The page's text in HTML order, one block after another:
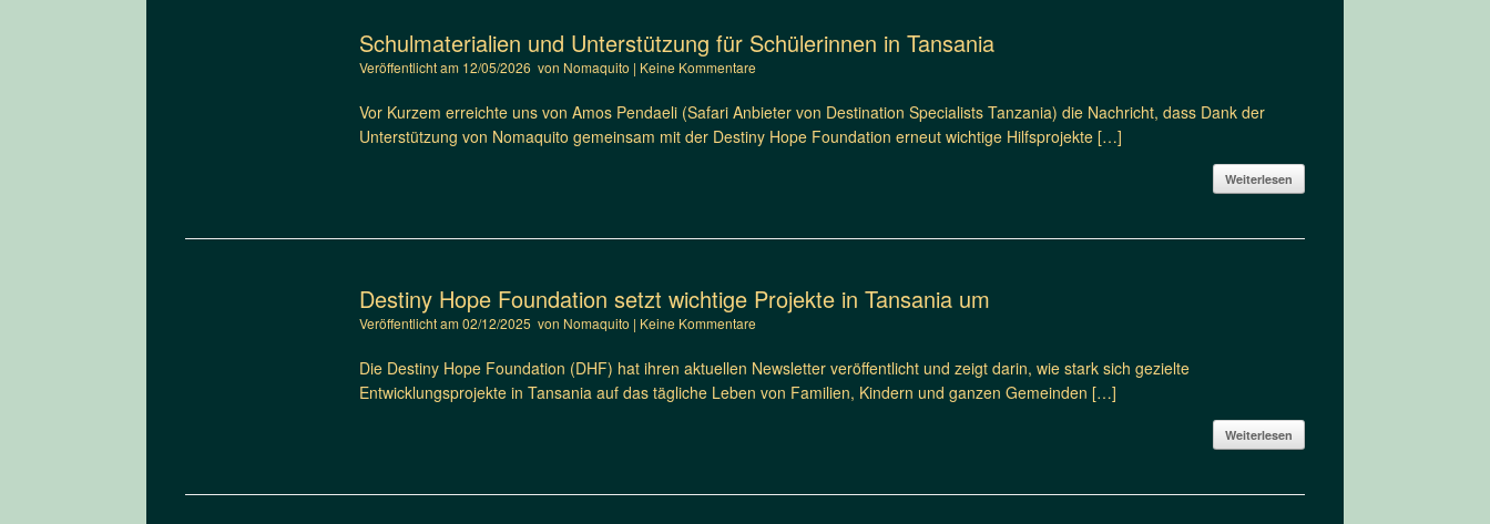
Schulmaterialien und Unterstützung für Schülerinnen in Tansania
Veröffentlicht am 12/05/2026 von Nomaquito | Keine Kommentare
Vor Kurzem erreichte uns von Amos Pendaeli (Safari Anbieter von Destination Specialists Tanzania) die Nachricht, dass Dank der
Unterstützung von Nomaquito gemeinsam mit der Destiny Hope Foundation erneut wichtige Hilfsprojekte […]
Weiterlesen
Destiny Hope Foundation setzt wichtige Projekte in Tansania um
Veröffentlicht am02/12/2025 von Nomaquito | Keine Kommentare
Die Destiny Hope Foundation (DHF) hat ihren aktuellen Newsletter veröffentlicht und zeigt darin, wie stark sich gezielte
Entwicklungsprojekte in Tansania auf das tägliche Leben von Familien, Kindern und ganzen Gemeinden […]
Weiterlesen